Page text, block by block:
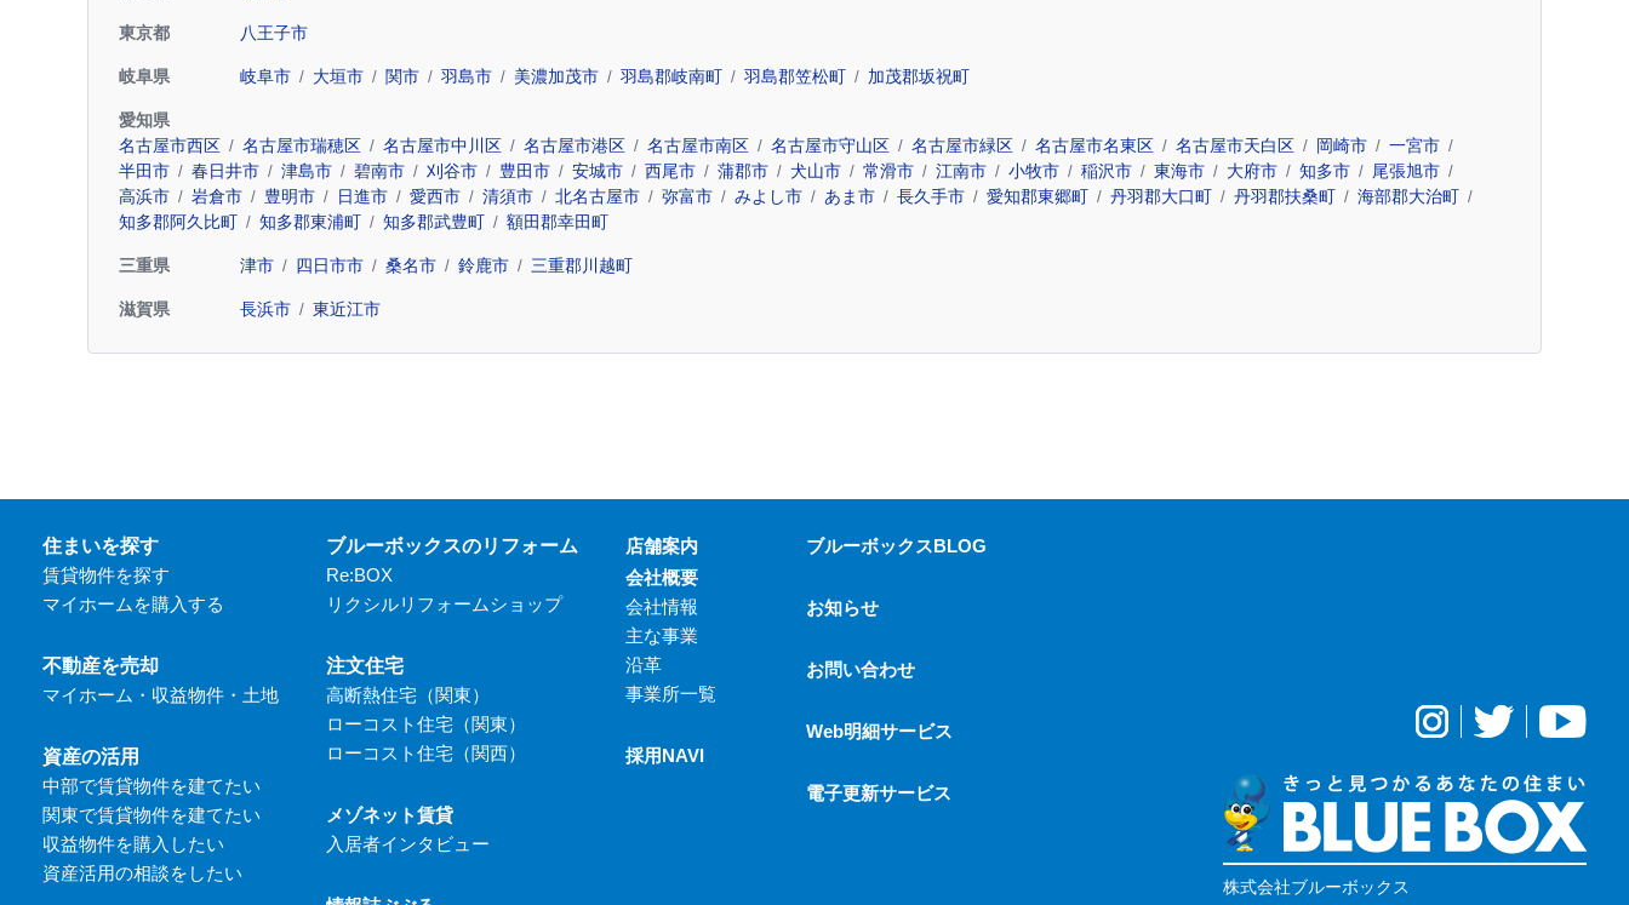
東京都 八王子市
岐阜県 岐阜市 大垣市 関市 羽島市 美濃加茂市 羽島郡岐南町 羽島郡笠松町 加茂郡坂祝町
愛知県
名古屋市西区
名古屋市瑞穂区 名古屋市中川区 名古屋市港区 名古屋市南区 名古屋市守山区 名古屋市緑区 名古屋市名東区 名古屋市天白区 岡崎市
一宮市
半田市
春日井市 津島市 碧南市 刈谷市 豊田市 安城市 西尾市 蒲郡市 犬山市 常滑市 江南市 小牧市 稲沢市 東海市 大府市 知多市
尾張旭市
高浜市
岩倉市 豊明市 日進市 愛西市 清須市 北名古屋市 弥富市 みよし市 あま市 長久手市 愛知郡東郷町 丹羽郡大口町 丹羽郡扶桑町
海部郡大治町
知多郡阿久比町
知多郡東浦町 知多郡武豊町 額田郡幸田町
三重県 津市 四日市市 桑名市 鈴鹿市 三重郡川越町
滋賀県 長浜市 東近江市
住まいを探す
賃貸物件を探す
マイホームを購入する
不動産を売却
マイホーム・収益物件・土地
資産の活用
中部で賃貸物件を建てたい
関東で賃貸物件を建てたい
収益物件を購入したい
資産活用の相談をしたい
ブルーボックスのリフォーム
Re:BOX
リクシルリフォームショップ
注文住宅
高断熱住宅（関東）
ローコスト住宅（関東）
ローコスト住宅（関西）
メゾネット賃貸
入居者インタビュー
店舗案内
会社概要
会社情報
主な事業
沿革
事業所一覧
採用NAVI
ブルーボックスBLOG
お知らせ
お問い合わせ
Web明細サービス
電子更新サービス
株式会社ブルーボックス